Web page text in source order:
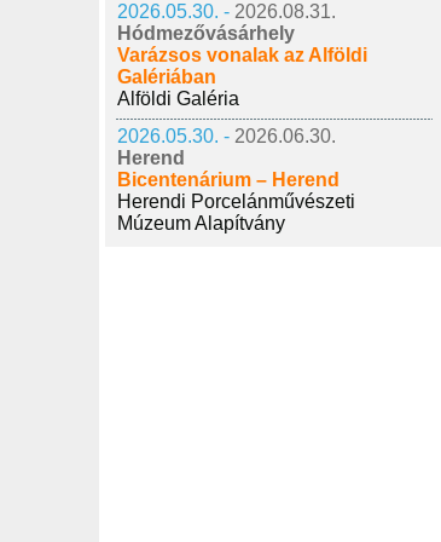
2026.05.30. - 2026.08.31.
Hódmezővásárhely
Varázsos vonalak az Alföldi
Galériában
Alföldi Galéria
2026.05.30. - 2026.06.30.
Herend
Bicentenárium – Herend
Herendi Porcelánművészeti
Múzeum Alapítvány